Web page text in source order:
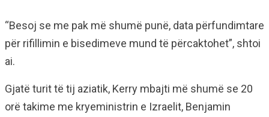
“Besoj se me pak më shumë punë, data përfundimtare
për rifillimin e bisedimeve mund të përcaktohet”, shtoi
ai.
Gjatë turit të tij aziatik, Kerry mbajti më shumë se 20
orë takime me kryeministrin e Izraelit, Benjamin